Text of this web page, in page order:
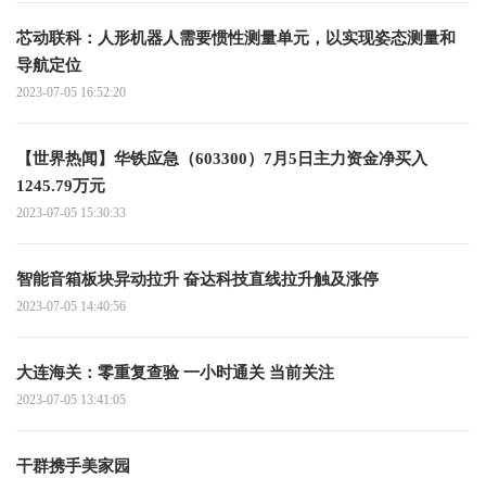
芯动联科：人形机器人需要惯性测量单元，以实现姿态测量和
导航定位
2023-07-05 16:52:20
【世界热闻】华铁应急（603300）7月5日主力资金净买入
1245.79万元
2023-07-05 15:30:33
智能音箱板块异动拉升 奋达科技直线拉升触及涨停
2023-07-05 14:40:56
大连海关：零重复查验 一小时通关 当前关注
2023-07-05 13:41:05
干群携手美家园